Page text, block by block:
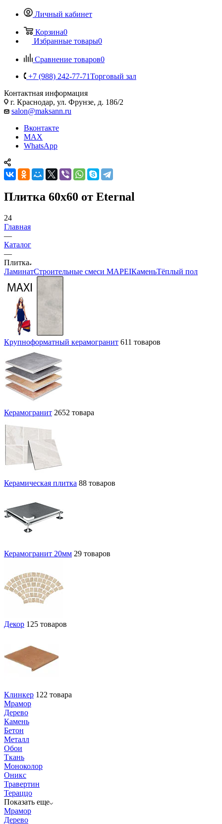
Личный кабинет
Корзина0
Избранные товары0
Сравнение товаров0
+7 (988) 242-77-71Торговый зал
Контактная информация
г. Краснодар, ул. Фрунзе, д. 186/2
salon@maksann.ru
Вконтакте
MAX
WhatsApp
Плитка 60x60 от Eternal
24
Главная
—
Каталог
—
Плитка
ЛаминатСтроительные смеси MAPEIКаменьТёплый пол
Крупноформатный керамогранит 611 товаров
Керамогранит 2652 товара
Керамическая плитка 88 товаров
Керамогранит 20мм 29 товаров
Декор 125 товаров
Клинкер 122 товара
Мрамор
Дерево
Камень
Бетон
Металл
Обои
Ткань
Моноколор
Оникс
Травертин
Тераццо
Показать еще
Мрамор
Дерево